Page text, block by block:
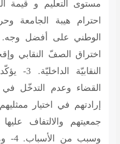
مستوى التعليم و قيمة
احترام هيبة الجامعة
الوطني على أفضل وجه.
اختراق الصفّ النقابي
النقابيّة
القضاء وعدم التدخّل
إرادتهم في اختيار
جمعيتهم والالتفاف
وسبب